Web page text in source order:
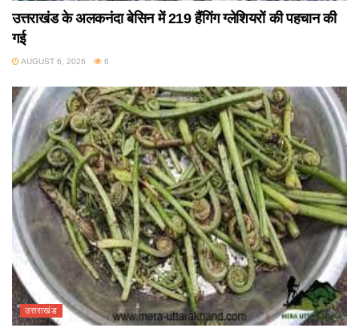
उत्तराखंड के अलकनंदा बेसिन में 219 हैंगिंग ग्लेशियरों की पहचान की
गई
AUGUST 6, 2026 6
उत्तराखंड